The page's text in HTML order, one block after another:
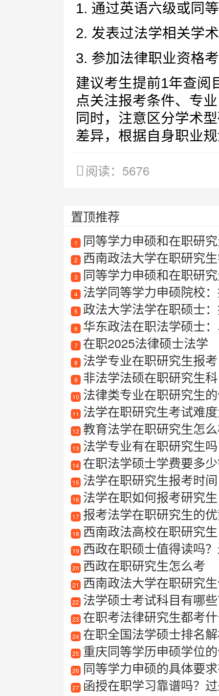
1. 通过英语六级或同
2. 发表过法学相关学
3. 参加法律职业资格
建议考生提前1年查阅
点关注报考条件、专
同时，注意区分学术
差异，根据自身职业
阅读：5676
置顶推荐
1 同等学力申硕和在职研
2 西南政法大学在职研究
3 同等学力申硕和在职研
4 法学同等学力申硕院校
5 政法大学法学在职硕士
6 华东政法在职法学硕士
7 在职2025法律硕士法学
8 法学专业在职研究生报考
9 非法学法硕在职研究生
10 法律类专业在职研究生
11 法学在职研究生考试难
12 教育法学在职研究生怎
13 法学专业有在职研究生吗
14 在职法学硕士学费要多
15 法学在职研究生报考时间
16 法学在职如何报考研究生
17 报考法学在职研究生的
18 西南政法高校在职研究生
19 西政在职硕士值得读吗
20 西政在职研究生怎么考
21 西南政法大学在职研究生值得
22 法学硕士考试科目有哪
23 在职考法律研究生都考
24 在职全国法学硕士排名
25 重庆同等学历申硕学位
26 同等学力申硕的具体要
27 函授在职学习靠谱吗？